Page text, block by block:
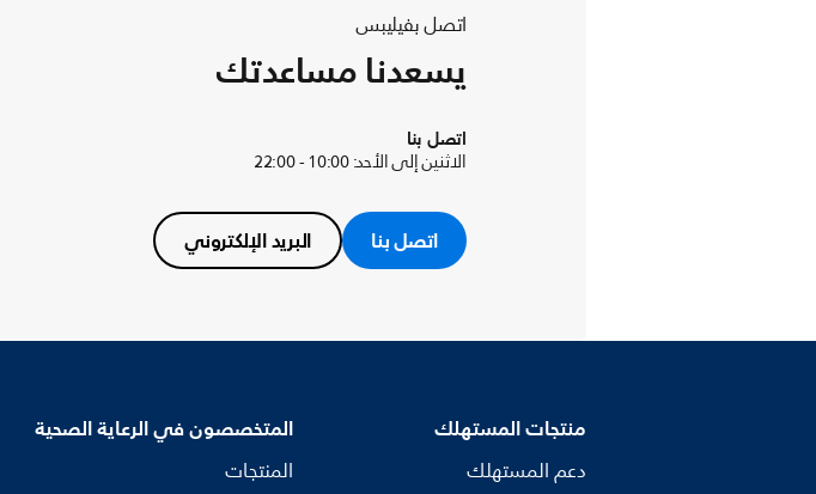
اتصل بفيليبس
يسعدنا مساعدتك
اتصل بنا
الاثنين إلى الأحد: 10:00 - 22:00
اتصل بنا البريد الإلكتروني
منتجات المستهلك
دعم المستهلك
المتخصصون في الرعاية الصحية
المنتجات